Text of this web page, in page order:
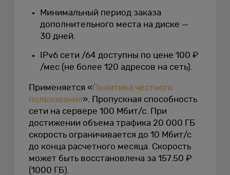
Минимальный период заказа
дополнительного места на диске —
30 дней
IPv6 сети /64 доступны по цене 100 ₽
/мес (не более 120 адресов на сеть).
Применяется « Политика честного
пользования». Пропускная способность
сети на сервере 100 Мбит/с. При
достижении объема трафика 20 000 ГБ
скорость ограничивается до 10 Мбит/с
до конца расчетного месяца. Скорость
может быть восстановлена за 157.50 ₽
(1000 ГБ).